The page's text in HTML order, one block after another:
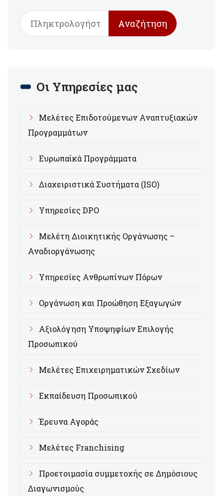
Αναζήτηση
Οι Υπηρεσίες μας
Μελέτες Επιδοτούμενων Αναπτυξιακών
Προγραμμάτων
Ευρωπαϊκά Προγράμματα
Διαχειριστικά Συστήματα (ISO)
Υπηρεσίες DPO
Μελέτη Διοικητικής Οργάνωσης –
Αναδιοργάνωσης
Υπηρεσίες Ανθρωπίνων Πόρων
Οργάνωση και Προώθηση Εξαγωγών
Αξιολόγηση Υποψηφίων Επιλογής
Προσωπικού
Μελέτες Επιχειρηματικών Σχεδίων
Εκπαίδευση Προσωπικού
Έρευνα Αγοράς
Μελέτες Franchising
Προετοιμασία συμμετοχής σε Δημόσιους
Διαγωνισμούς